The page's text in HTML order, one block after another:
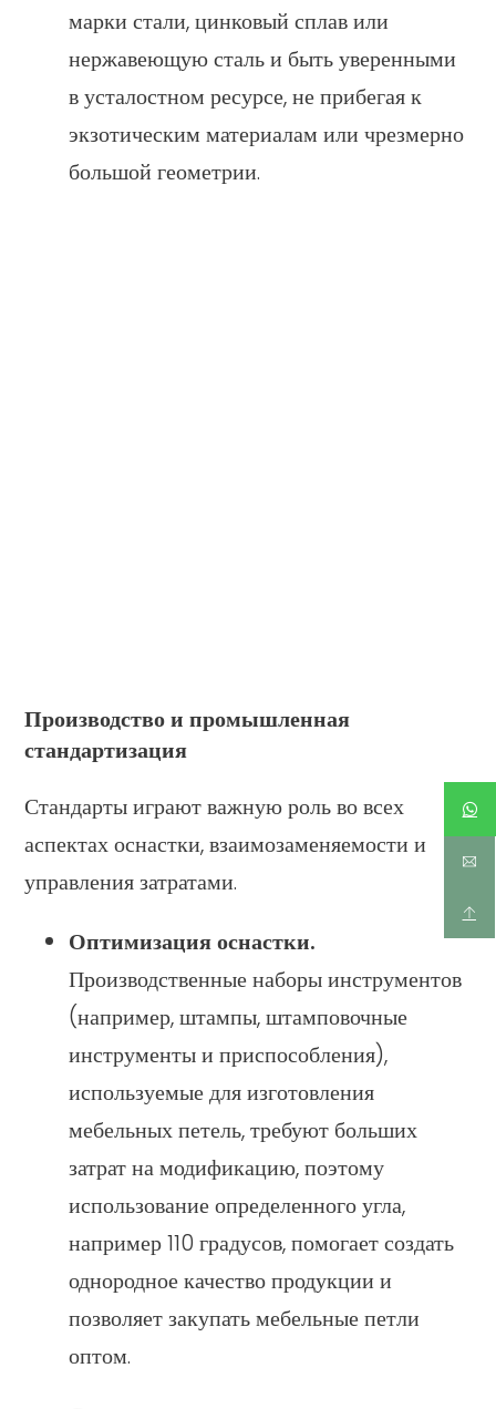
марки стали, цинковый сплав или
нержавеющую сталь и быть уверенными
в усталостном ресурсе, не прибегая к
экзотическим материалам или чрезмерно
большой геометрии.
Производство и промышленная
стандартизация
Стандарты играют важную роль во всех
аспектах оснастки, взаимозаменяемости и
управления затратами.
Оптимизация оснастки.
Производственные наборы инструментов
(например, штампы, штамповочные
инструменты и приспособления),
используемые для изготовления
мебельных петель, требуют больших
затрат на модификацию, поэтому
использование определенного угла,
например 110 градусов, помогает создать
однородное качество продукции и
позволяет закупать мебельные петли
оптом.